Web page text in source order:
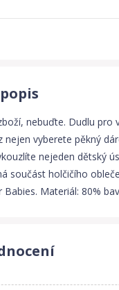
nebuďte. Dudlu
nejen vyberete pěkný
nejeden dětský
součást holčičího
Materiál: 80%